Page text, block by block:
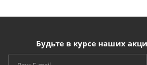
Будьте в курсе наших